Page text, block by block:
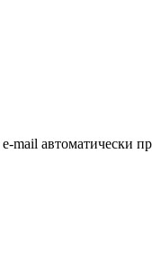
mail автоматически